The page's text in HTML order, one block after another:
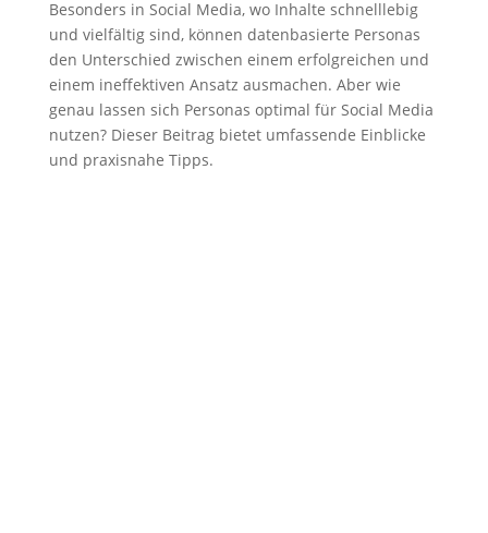
Besonders in Social Media, wo Inhalte schnelllebig
und vielfältig sind, können datenbasierte Personas
den Unterschied zwischen einem erfolgreichen und
einem ineffektiven Ansatz ausmachen. Aber wie
genau lassen sich Personas optimal für Social Media
nutzen? Dieser Beitrag bietet umfassende Einblicke
und praxisnahe Tipps.